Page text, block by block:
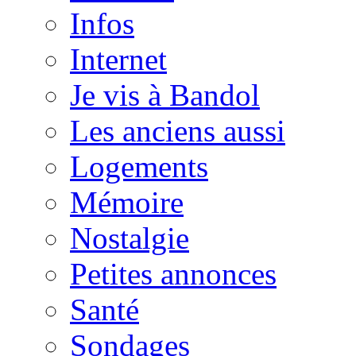
Infos
Internet
Je vis à Bandol
Les anciens aussi
Logements
Mémoire
Nostalgie
Petites annonces
Santé
Sondages